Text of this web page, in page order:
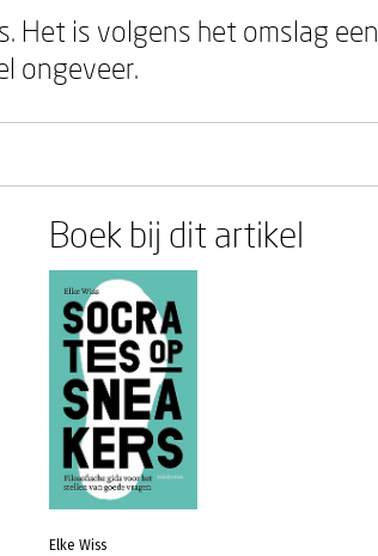
Het is volgens het omslag een
ongeveer.
Boek bij dit artikel
Elke Wiss